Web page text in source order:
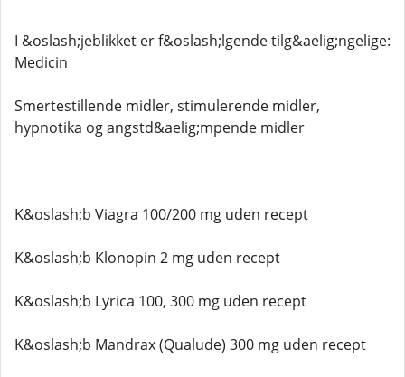
I &oslash;jeblikket er f&oslash;lgende tilg&aelig;ngelige:
Medicin
Smertestillende midler, stimulerende midler,
hypnotika og angstd&aelig;mpende midler
K&oslash;b Viagra 100/200 mg uden recept
K&oslash;b Klonopin 2 mg uden recept
K&oslash;b Lyrica 100, 300 mg uden recept
K&oslash;b Mandrax (Qualude) 300 mg uden recept